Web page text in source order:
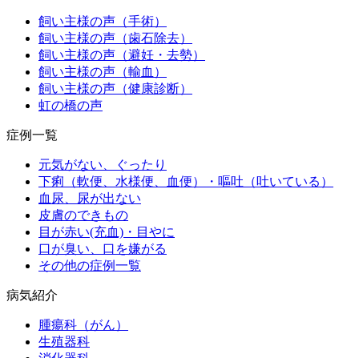
飼い主様の声（手術）
飼い主様の声（歯石除去）
飼い主様の声（避妊・去勢）
飼い主様の声（輸血）
飼い主様の声（健康診断）
虹の橋の声
症例一覧
元気がない、ぐったり
下痢（軟便、水様便、血便）・嘔吐（吐いている）
血尿、尿が出ない
皮膚のできもの
目が赤い(充血)・目やに
口が臭い、口を嫌がる
その他の症例一覧
病気紹介
腫瘍科（がん）
生殖器科